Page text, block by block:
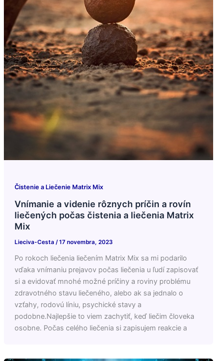
Čistenie a Liečenie Matrix Mix
Vnímanie a videnie rôznych príčin a rovín
liečených počas čistenia a liečenia Matrix
Mix
Lieciva-Cesta /17 novembra, 2023
Po rokoch liečenia liečením Matrix Mix sa mi podarilo
vďaka vnímaniu prejavov počas liečenia u ľudí zapisovať
si a evidovať mnohé možné príčiny a roviny problému
zdravotného stavu liečeného, alebo ak sa jednalo o
vzťahy, rodovú líniu, psychické stavy a
podobne.Najlepšie to viem zachytiť, keď liečim človeka
osobne. Počas celého liečenia si zapisujem reakcie a